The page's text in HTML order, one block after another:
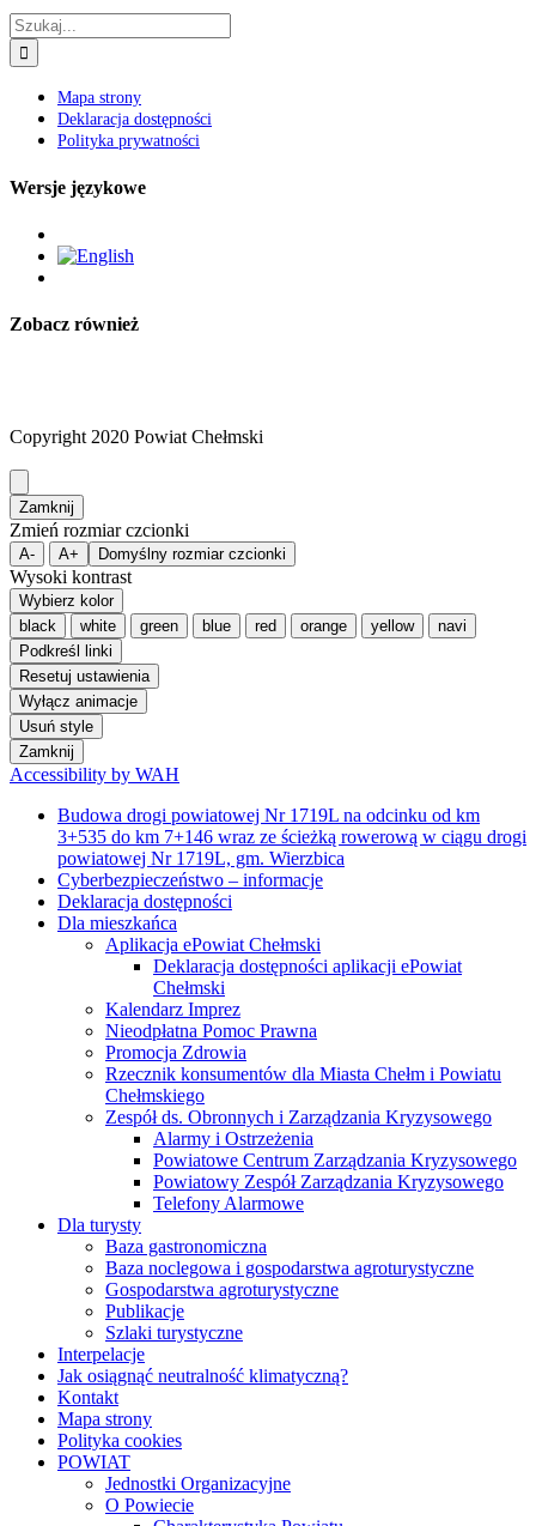
Deklaracja dostępności
Polityka prywatności
Zamknij
Zmień rozmiar czcionki
A- A+ Domyślny rozmiar czcionki
Wysoki kontrast
Wybierz kolor
black
white
Podkreśl linki
Resetuj ustawienia
Wyłącz animacje
Usuń style
Zamknij
Accessibility by WAH
3+535 do km 7+146 wraz ze ścieżką rowerową w ciągu drogi
powiatowej Nr 1719L, gm. Wierzbica
Cyberbezpieczeństwo – informacje
Deklaracja dostępności
Dla mieszkańca
Aplikacja ePowiat Chełmski
Deklaracja dostępności aplikacji ePowiat
Chełmski
Kalendarz Imprez
Nieodpłatna Pomoc Prawna
Promocja Zdrowia
Rzecznik konsumentów dla Miasta Chełm i Powiatu
Chełmskiego
Zespół ds. Obronnych i Zarządzania Kryzysowego
Alarmy i Ostrzeżenia
Powiatowe Centrum Zarządzania Kryzysowego
Powiatowy Zespół Zarządzania Kryzysowego
Telefony Alarmowe
Dla turysty
Baza gastronomiczna
Baza noclegowa i gospodarstwa agroturystyczne
Gospodarstwa agroturystyczne
Publikacje
Szlaki turystyczne
Interpelacje
Jak osiągnąć neutralność klimatyczną?
Kontakt
Mapa strony
Polityka cookies
POWIAT
Jednostki Organizacyjne
O Powiecie
Charakterystyka Powiatu